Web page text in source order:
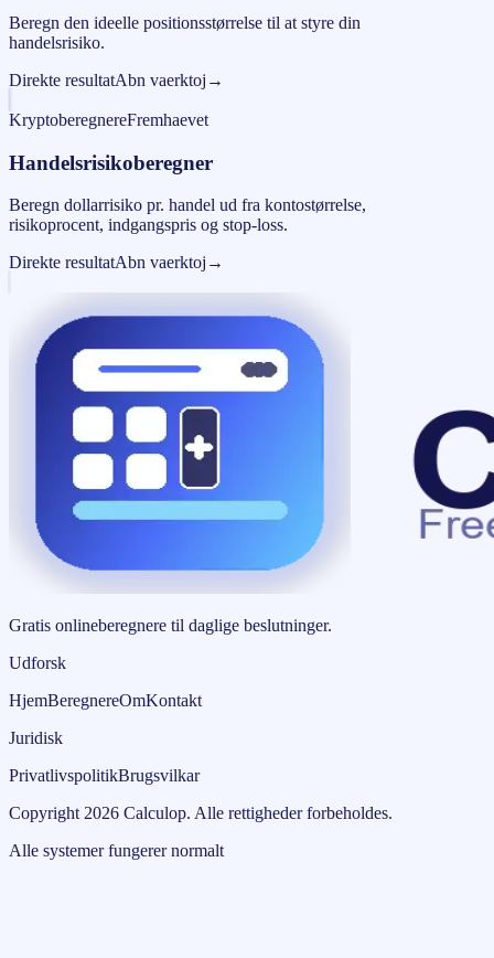
Beregn den ideelle positionsstørrelse til at styre din
handelsrisiko.
Direkte resultatAbn vaerktoj →
KryptoberegnereFremhaevet
Handelsrisikoberegner
Beregn dollarrisiko pr. handel ud fra kontostørrelse,
risikoprocent, indgangspris og stop-loss.
Direkte resultatAbn vaerktoj →
Gratis onlineberegnere til daglige beslutninger.
Udforsk
HjemBeregnereOmKontakt
Juridisk
PrivatlivspolitikBrugsvilkar
Copyright 2026 Calculop. Alle rettigheder forbeholdes.
Alle systemer fungerer normalt